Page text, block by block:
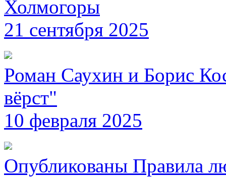
Холмогоры
21 сентября 2025
Роман Саухин и Борис
вёрст"
10 февраля 2025
Опубликованы Правила